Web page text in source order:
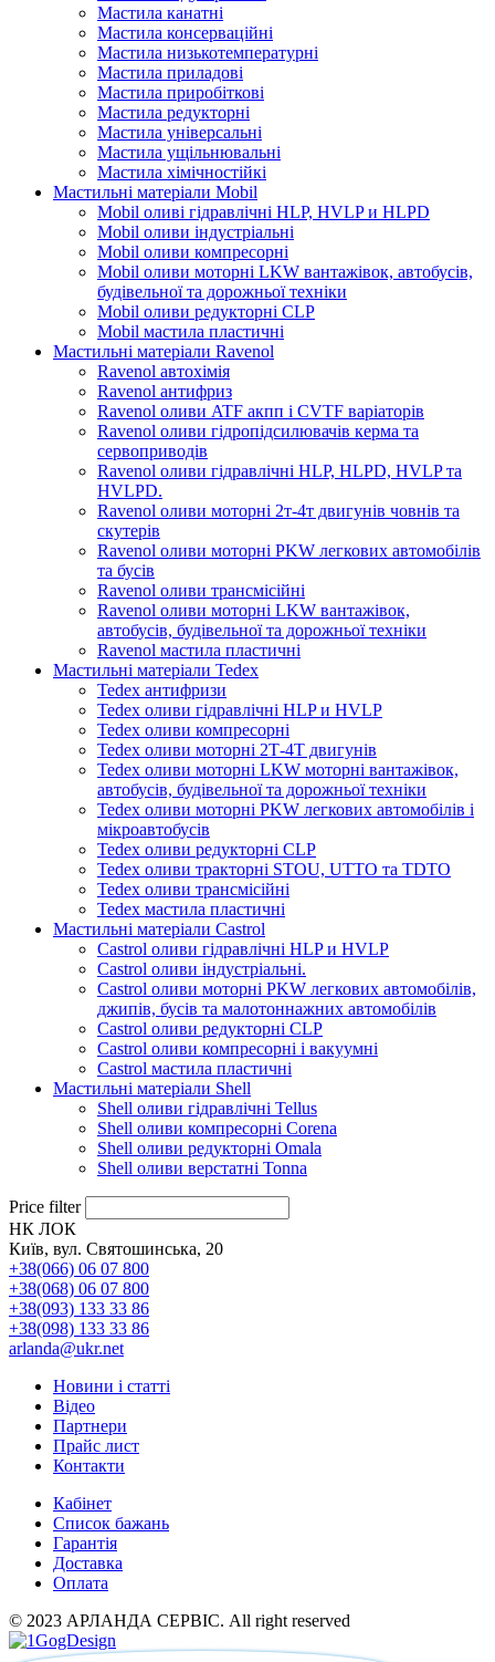
Мастила канатні
Мастила консерваційні
Мастила низькотемпературні
Мастила приладові
Мастила приробіткові
Мастила редукторні
Мастила універсальні
Мастила ущільнювальні
Мастила хімічностійкі
Мастильні матеріали Mobil
Mobil оливі гідравлічні HLP, HVLP и HLPD
Mobil оливи індустріальні
Mobil оливи компресорні
Mobil оливи моторні LKW вантажівок, автобусів,
будівельної та дорожньої техніки
Mobil оливи редукторні CLP
Mobil мастила пластичні
Мастильні матеріали Ravenol
Ravenol автохімія
Ravenol антифриз
Ravenol оливи ATF акпп і CVTF варіаторів
Ravenol оливи гідропідсилювачів керма та
сервоприводів
Ravenol оливи гідравлічні HLP, HLPD, HVLP та
HVLPD.
Ravenol оливи моторні 2т-4т двигунів човнів та
скутерів
Ravenol оливи моторні PKW легкових автомобілів
та бусів
Ravenol оливи трансмісійні
Ravenol оливи моторні LKW вантажівок,
автобусів, будівельної та дорожньої техніки
Ravenol мастила пластичні
Мастильні матеріали Tedex
Tedex антифризи
Tedex оливи гідравлічні HLP и HVLP
Tedex оливи компресорні
Tedex оливи моторні 2Т-4Т двигунів
Tedex оливи моторні LKW моторні вантажівок,
автобусів, будівельної та дорожньої техніки
Tedex оливи моторні PKW легкових автомобілів і
мікроавтобусів
Tedex оливи редукторні CLP
Tedex оливи тракторні STOU, UTTO та TDTO
Tedex оливи трансмісійні
Tedex мастила пластичні
Мастильні матеріали Castrol
Castrol оливи гідравлічні HLP и HVLP
Castrol оливи індустріальні.
Castrol оливи моторні PKW легкових автомобілів,
джипів, бусів та малотоннажних автомобілів
Castrol оливи редукторні CLP
Castrol оливи компресорні і вакуумні
Castrol мастила пластичні
Мастильні матеріали Shell
Shell оливи гідравлічні Tellus
Shell оливи компресорні Corena
Shell оливи редукторні Omala
Shell оливи верстатні Tonna
Price filter
НК ЛОК
Київ, вул. Святошинська, 20
+38(066) 06 07 800
+38(068) 06 07 800
+38(093) 133 33 86
+38(098) 133 33 86
arlanda@ukr.net
Новини і статті
Відео
Партнери
Прайс лист
Контакти
Кабінет
Список бажань
Гарантія
Доставка
Оплата
© 2023 АРЛАНДА СЕРВІС. All right reserved